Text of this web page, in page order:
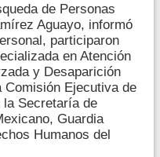
de Personas
Aguayo, informó
participaron
en Atención
y Desaparición
Comisión Ejecutiva de
Secretaría de
Guardia
Humanos del